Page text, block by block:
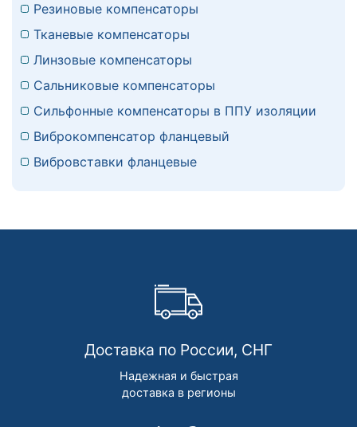
Резиновые компенсаторы
Тканевые компенсаторы
Линзовые компенсаторы
Сальниковые компенсаторы
Сильфонные компенсаторы в ППУ изоляции
Виброкомпенсатор фланцевый
Вибровставки фланцевые
Доставка по России, СНГ
Надежная и быстрая
доставка в регионы